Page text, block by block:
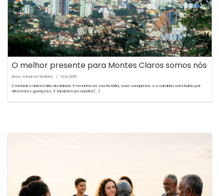
O melhor presente para Montes Claros somos nós
Novo Jornal de Notícias | 03 jul2026
Celebrar o aniversário da cidade é reconhecer sua história, suas conquistas e o caminho construído por
diferentes gerações. É também um convite(...)